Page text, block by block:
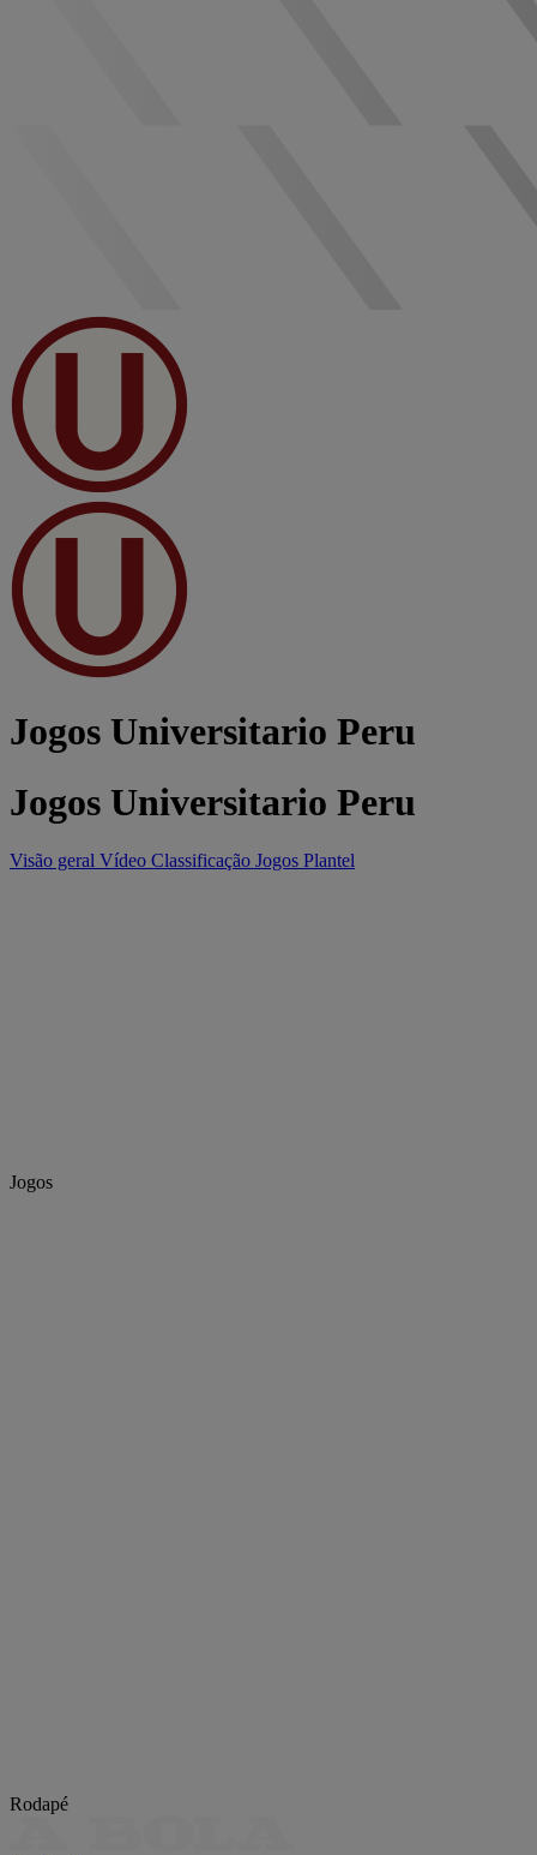
Jogos Universitario Peru
Jogos Universitario Peru
Visão geral Vídeo Classificação Jogos Plantel
Jogos
Rodapé